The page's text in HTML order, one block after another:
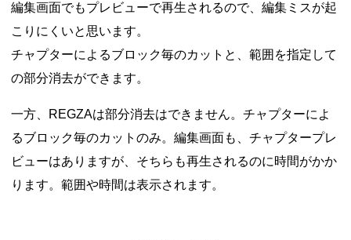
編集画面でもプレビューで再生されるので、編集ミスが起
こりにくいと思います。
チャプターによるブロック毎のカットと、範囲を指定して
の部分消去ができます。
一方、REGZAは部分消去はできません。チャプターによ
るブロック毎のカットのみ。編集画面も、チャプタープレ
ビューはありますが、そちらも再生されるのに時間がかか
ります。範囲や時間は表示されます。